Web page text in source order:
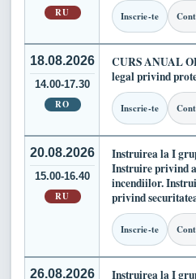
RU Inscrie-te
18.08.2026
14.00-17.30
RO
CURS ANUAL
legal privind
Inscrie-te
20.08.2026
15.00-16.40
RU
Instruirea la I
Instruire privind
incendiilor.
privind
Inscrie-te
26.08.2026
Instruirea la I